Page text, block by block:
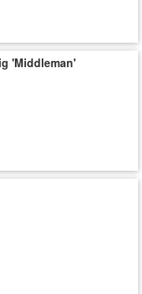
'Middleman'